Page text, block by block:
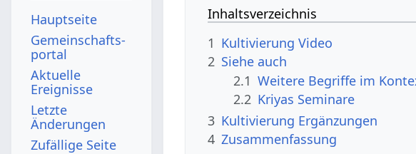
Inhaltsverzeichnis
1
Kultivierung‏‎ Video
2 Siehe auch
2.1
2.2 Kriyas Seminare
3
Kultivierung‏‎ Ergänzungen
4 Zusammenfassung
Hauptseite
Gemeinschafts­
portal
Aktuelle
Ereignisse
Letzte
Änderungen
Zufällige Seite